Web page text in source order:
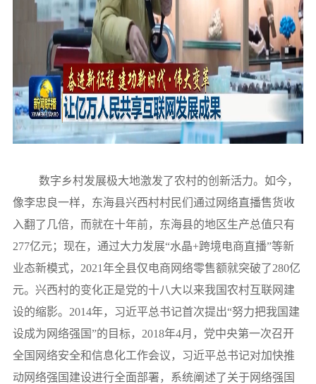
数字乡村发展极大地激发了农村的创新活力。如今，
像李忠良一样，东海县兴西村村民们通过网络直播售货收
入翻了几倍，而就在十年前，东海县的地区生产总值只有
277亿元；现在，通过大力发展“水晶+跨境电商直播”等新
业态新模式，2021年全县仅电商网络零售额就突破了280亿
元。兴西村的变化正是党的十八大以来我国农村互联网建
设的缩影。2014年，习近平总书记首次提出“努力把我国建
设成为网络强国”的目标，2018年4月，党中央第一次召开
全国网络安全和信息化工作会议，习近平总书记对加快推
动网络强国建设进行全面部署，系统阐述了关于网络强国